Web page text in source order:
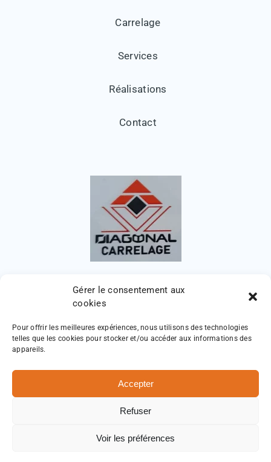
Gérer le consentement aux
cookies
Pour offrir les meilleures expériences, nous utilisons des technologies
telles que les cookies pour stocker et/ou accéder aux informations des
appareils.
Accepter
Refuser
Voir les préférences
Carrelage
Services
Réalisations
Contact
Diagonal Carrelage
Mentions légales
|